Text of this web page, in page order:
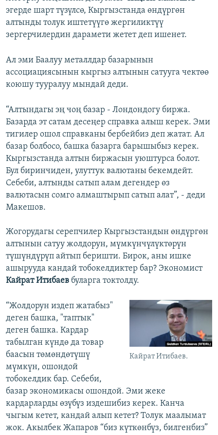
эгерде шарт түзүлсө, Кыргызстанда өндүргөн
алтынды толук иштетүүгө жергиликтүү
зергерчилердин дарамети жетет деп ишенет.
Ал эми Баалуу металлдар базарынын
ассоциациясынын кыргыз алтынын сатууга чектөө
коюшу тууралуу мындай деди.
“Алтындагы эң чоң базар - Лондондогу биржа.
Базарда эт сатам десеңер справка алыш керек. Эми
тигилер ошол справканы бербейбиз деп жатат. Ал
базар болбосо, башка базарга барышыбыз керек.
Кыргызстанда алтын биржасын уюштурса болот.
Бул биринчиден, улуттук валютаны бекемдейт.
Себеби, алтынды сатып алам дегендер өз
валютасын сомго алмаштырып сатып алат”, - деди
Макешов.
Жогорудагы серепчилер Кыргызстандын өндүргөн
алтынын сатуу жолдорун, мүмкүнчүлүктөрүн
түшүндүрүп айтып беришти. Бирок, аны ишке
ашырууда кандай тобокелдиктер бар? Экономист
Кайрат Итибаев буларга токтолду.
Кайрат Итибаев.
“Жолдорун издеп жатабыз"
деген башка, "таптык"
деген башка. Кардар
табылган күндө да товар
баасын төмөндөтүшү
мүмкүн, ошондой
тобокелдик бар. Себеби,
базар экономикасы ошондой. Эми жеке
кардарларды өзүбүз издешибиз керек. Канча
чыгым кетет, кандай алып кетет? Толук маалымат
жок. Акылбек Жапаров “биз күткөнбүз, билгенбиз”